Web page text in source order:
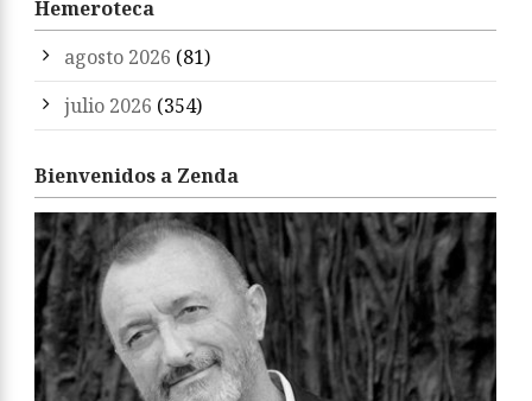
Hemeroteca
agosto 2026 (81)
julio 2026 (354)
Bienvenidos a Zenda